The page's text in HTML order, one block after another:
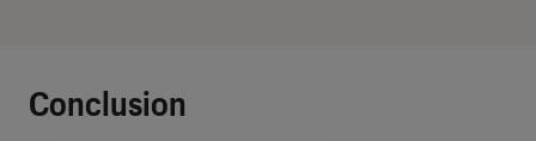
Conclusion